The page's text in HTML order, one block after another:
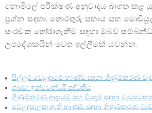
නොමිලේ පරීක්ෂණ අනුවාදය බාගත කළ
ප්‍රශ්න සඳහා, තොරතුරු සහාය සහ
සංරචක තෝරාගැනීම සඳහා ඔබව
උපදේශකයින් වෙත ඉල්ලීමක් යවන්න.
සිල්ලර වෙළඳාමේ භාණ්ඩ සඳහා ගිණුම්කරණ
ගබඩා ඉන්වෙන්ටරි පද්ධතිය
ගිණුම්කරණ ආදායම් සහ වියදම් සඳහා
වෙළඳසැලක ඇති භාණ්ඩ සඳහා ගිණුම්කරණ